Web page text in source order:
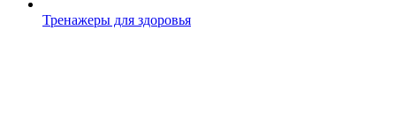
Тренажеры для здоровья